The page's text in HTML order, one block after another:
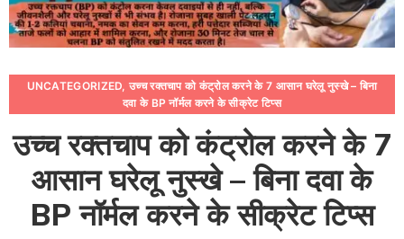
UNCATEGORIZED ,उच्च रक्तचाप को कंट्रोल करने के 7 आसान घरेलू नुस्खे – बिना
दवा के BP नॉर्मल करने के सीक्रेट टिप्स
उच्च रक्तचाप को कंट्रोल करने के 7
आसान घरेलू नुस्खे – बिना दवा के
BP नॉर्मल करने के सीक्रेट टिप्स